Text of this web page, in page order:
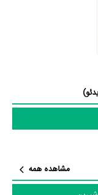
دیگر رسانه‌ها درباره
«سریال دردسرهای
مشترک شان با چالش
برای آنها چه
شیرین نیز آمارها
دردسرهای شیرین به
مشاهده همه